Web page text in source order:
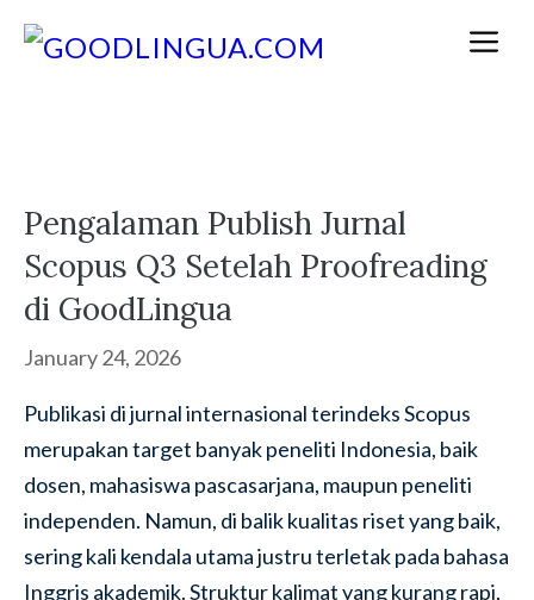
Pengalaman Publish Jurnal
Scopus Q3 Setelah Proofreading
di GoodLingua
January 24, 2026
Publikasi di jurnal internasional terindeks Scopus
merupakan target banyak peneliti Indonesia, baik
dosen, mahasiswa pascasarjana, maupun peneliti
independen. Namun, di balik kualitas riset yang baik,
sering kali kendala utama justru terletak pada bahasa
Inggris akademik. Struktur kalimat yang kurang rapi,